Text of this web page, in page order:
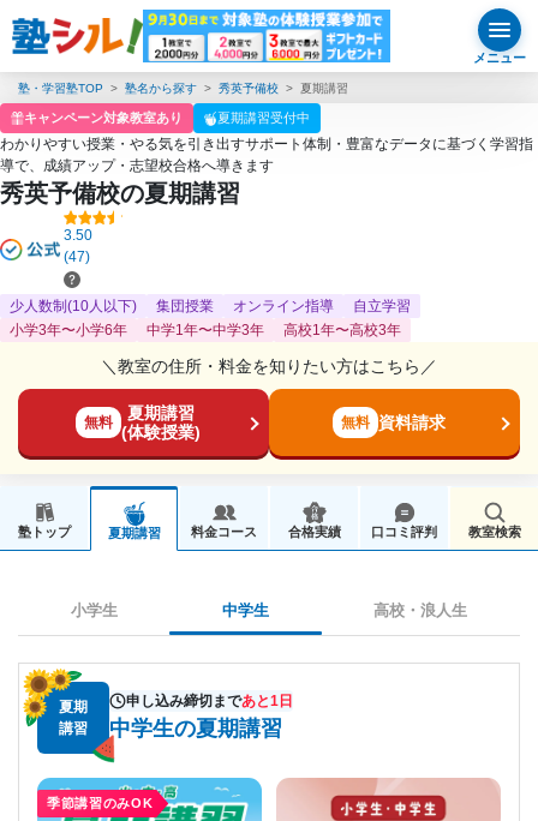
メニュー
塾・学習塾TOP 塾名から探す 秀英予備校 夏期講習
キャンペーン対象教室あり 夏期講習受付中
わかりやすい授業・やる気を引き出すサポート体制・豊富なデータに基づく学習指
導で、成績アップ・志望校合格へ導きます
秀英予備校の夏期講習
3.50
(47)
少人数制(10人以下) 集団授業 オンライン指導
自立学習
小学3年〜小学6年
中学1年〜中学3年 高校1年〜高校3年
＼教室の住所・料金を知りたい方はこちら／
無料
夏期講習
(体験授業)
無料 資料請求
塾トップ 夏期講習 料金コース 合格実績 口コミ評判 教室検索
小学生 中学生 高校・浪人生
夏期
講習
申し込み締切まであと1 日
中学生の夏期講習